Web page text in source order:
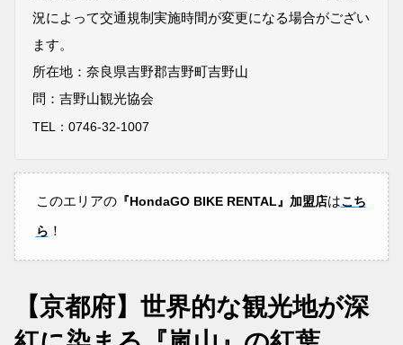
況によって交通規制実施時間が変更になる場合がござい
ます。
所在地：奈良県吉野郡吉野町吉野山
問：吉野山観光協会
TEL： 0746-32-1007
このエリアの『HondaGO BIKE RENTAL』加盟店はこち
ら ！
【京都府】世界的な観光地が深